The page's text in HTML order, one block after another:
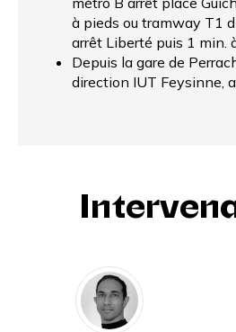
à pieds ou tramway T1
arrêt Liberté puis 1 min.
Depuis la gare de
direction IUT Feysinne,